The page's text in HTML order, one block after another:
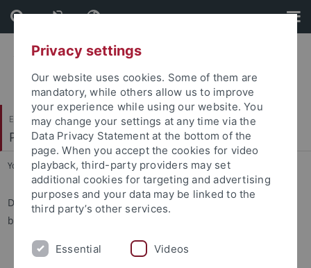
Skip
to
content
Skip
to
footer
Evangelisch-Theologische Fakultät
Praktische Theologie II
You are here: Startseite ... Aufgaben
Die Arbeit des Forschungsverbunds bezieht sich auf einen
bewusst weit gezogenen Kreis von Praxisfeldern:
Religionsunterricht
Privacy settings
Our website uses cookies. Some of them are
mandatory, while others allow us to improve
your experience while using our website. You
may change your settings at any time via the
Data Privacy Statement at the bottom of the
page. When you accept the cookies for video
playback, third-party providers may set
additional cookies for targeting and advertising
purposes and your data may be linked to the
third party’s other services.
Essential Videos